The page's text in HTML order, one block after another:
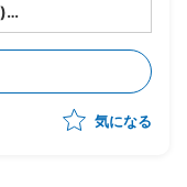
自体は外部ベン
気になる